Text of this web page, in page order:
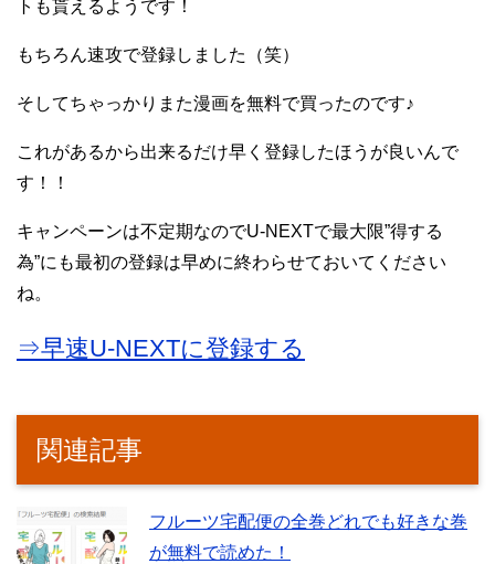
トも貰えるようです！
もちろん速攻で登録しました（笑）
そしてちゃっかりまた漫画を無料で買ったのです♪
これがあるから出来るだけ早く登録したほうが良いんで
す！！
キャンペーンは不定期なのでU-NEXTで最大限”得する
為”にも最初の登録は早めに終わらせておいてください
ね。
⇒早速U-NEXTに登録する
関連記事
フルーツ宅配便の全巻どれでも好きな巻
が無料で読めた！